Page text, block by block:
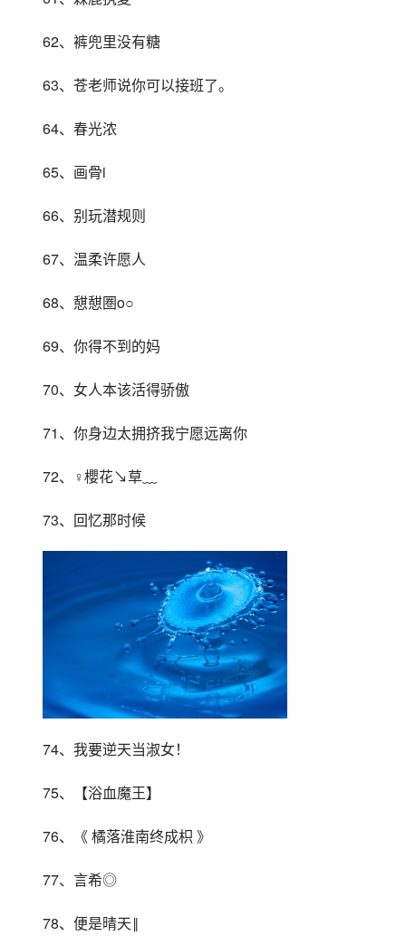
62、裤兜里没有糖
63、苍老师说你可以接班了。
64、春光浓
65、画骨i
66、别玩潜规则
67、温柔许愿人
68、憇憇圏o○
69、你得不到的妈
70、女人本该活得骄傲
71、你身边太拥挤我宁愿远离你
72、♀櫻花↘草﹏
73、回忆那时候
74、我要逆天当淑女！
75、【浴血魔王】
76、《 橘落淮南终成枳 》
77、言希◎
78、便是晴天‖